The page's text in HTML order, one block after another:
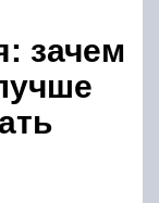
зачем